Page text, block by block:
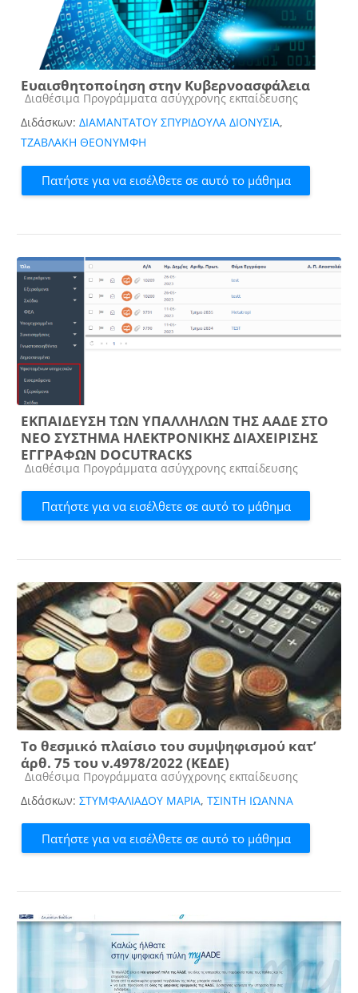
Ευαισθητοποίηση στην Κυβερνοασφάλεια
Κατηγορία μαθήματος
Διαθέσιμα Προγράμματα ασύγχρονης εκπαίδευσης
Διδάσκων: ΔΙΑΜΑΝΤΑΤΟΥ ΣΠΥΡΙΔΟΥΛΑ ΔΙΟΝΥΣΙΑ,
ΤΖΑΒΛΑΚΗ ΘΕΟΝΥΜΦΗ
Πατήστε για να εισέλθετε σε αυτό το μάθημα
ΕΚΠΑΙΔΕΥΣΗ ΤΩΝ ΥΠΑΛΛΗΛΩΝ ΤΗΣ ΑΑΔΕ ΣΤΟ
ΝΕΟ ΣΥΣΤΗΜΑ ΗΛΕΚΤΡΟΝΙΚΗΣ ΔΙΑΧΕΙΡΙΣΗΣ
ΕΓΓΡΑΦΩΝ DOCUTRACKS
Κατηγορία μαθήματος
Διαθέσιμα Προγράμματα ασύγχρονης εκπαίδευσης
Πατήστε για να εισέλθετε σε αυτό το μάθημα
Το θεσμικό πλαίσιο του συμψηφισμού κατ’
άρθ. 75 του ν.4978/2022 (ΚΕΔΕ)
Κατηγορία μαθήματος
Διαθέσιμα Προγράμματα ασύγχρονης εκπαίδευσης
Διδάσκων: ΣΤΥΜΦΑΛΙΑΔΟΥ ΜΑΡΙΑ, ΤΣΙΝΤΗ ΙΩΑΝΝΑ
Πατήστε για να εισέλθετε σε αυτό το μάθημα